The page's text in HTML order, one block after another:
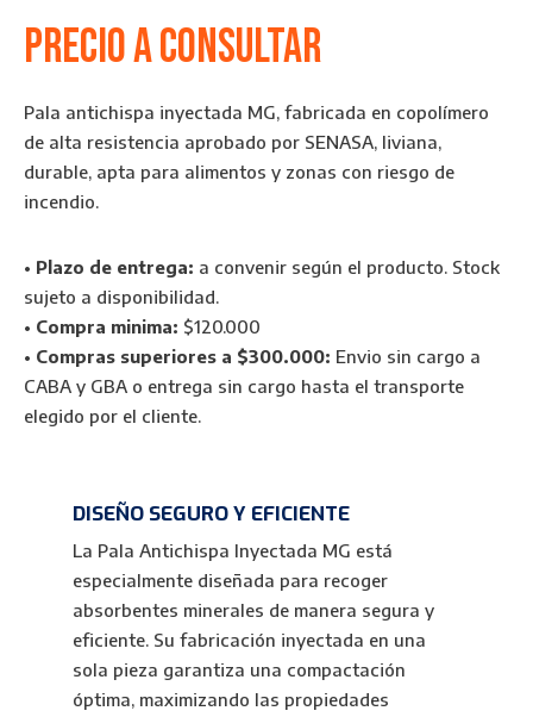
Precio a consultar
Pala antichispa inyectada MG, fabricada en copolímero
de alta resistencia aprobado por SENASA, liviana,
durable, apta para alimentos y zonas con riesgo de
incendio.
• Plazo de entrega: a convenir según el producto. Stock
sujeto a disponibilidad.
• Compra minima: $120.000
• Compras superiores a $300.000: Envio sin cargo a
CABA y GBA o entrega sin cargo hasta el transporte
elegido por el cliente.
DISEÑO SEGURO Y EFICIENTE
La Pala Antichispa Inyectada MG está
especialmente diseñada para recoger
absorbentes minerales de manera segura y
eficiente. Su fabricación inyectada en una
sola pieza garantiza una compactación
óptima, maximizando las propiedades